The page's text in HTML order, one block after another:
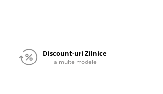
Discount-uri Zilnice
la multe modele